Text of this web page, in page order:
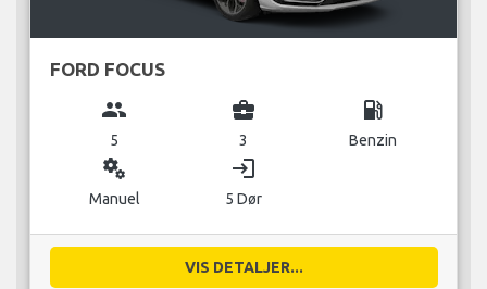
FORD FOCUS
group
5
business_center
3
local_gas_station
Benzin
miscellaneous_services
Manuel
login
5 Dør
VIS DETALJER...